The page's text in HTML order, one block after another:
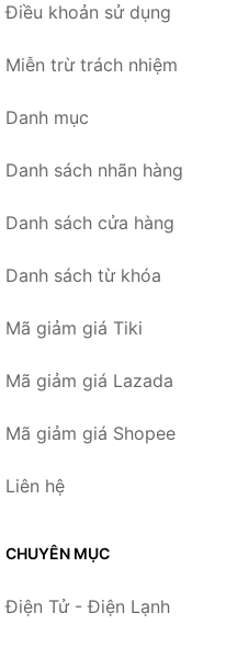
Điều khoản sử dụng
Miễn trừ trách nhiệm
Danh mục
Danh sách nhãn hàng
Danh sách cửa hàng
Danh sách từ khóa
Mã giảm giá Tiki
Mã giảm giá Lazada
Mã giảm giá Shopee
Liên hệ
CHUYÊN MỤC
Điện Tử - Điện Lạnh